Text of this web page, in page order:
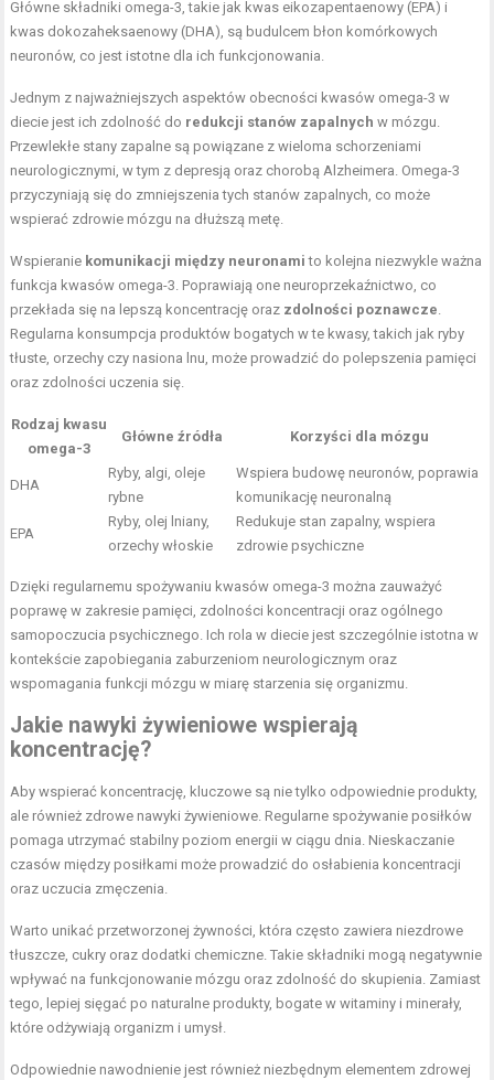
Główne składniki omega-3, takie jak kwas eikozapentaenowy (EPA) i
kwas dokozaheksaenowy (DHA), są budulcem błon komórkowych
neuronów, co jest istotne dla ich funkcjonowania.
Jednym z najważniejszych aspektów obecności kwasów omega-3 w
diecie jest ich zdolność do redukcji stanów zapalnych w mózgu.
Przewlekłe stany zapalne są powiązane z wieloma schorzeniami
neurologicznymi, w tym z depresją oraz chorobą Alzheimera. Omega-3
przyczyniają się do zmniejszenia tych stanów zapalnych, co może
wspierać zdrowie mózgu na dłuższą metę.
Wspieranie komunikacji między neuronami to kolejna niezwykle ważna
funkcja kwasów omega-3. Poprawiają one neuroprzekaźnictwo, co
przekłada się na lepszą koncentrację oraz zdolności poznawcze.
Regularna konsumpcja produktów bogatych w te kwasy, takich jak ryby
tłuste, orzechy czy nasiona lnu, może prowadzić do polepszenia pamięci
oraz zdolności uczenia się.
Rodzaj kwasu
omega-3
Główne źródła Korzyści dla mózgu
DHA
Ryby, algi, oleje
rybne
Wspiera budowę neuronów, poprawia
komunikację neuronalną
EPA
Ryby, olej lniany,
orzechy włoskie
Redukuje stan zapalny, wspiera
zdrowie psychiczne
Dzięki regularnemu spożywaniu kwasów omega-3 można zauważyć
poprawę w zakresie pamięci, zdolności koncentracji oraz ogólnego
samopoczucia psychicznego. Ich rola w diecie jest szczególnie istotna w
kontekście zapobiegania zaburzeniom neurologicznym oraz
wspomagania funkcji mózgu w miarę starzenia się organizmu.
Jakie nawyki żywieniowe wspierają
koncentrację?
Aby wspierać koncentrację, kluczowe są nie tylko odpowiednie produkty,
ale również zdrowe nawyki żywieniowe. Regularne spożywanie posiłków
pomaga utrzymać stabilny poziom energii w ciągu dnia. Nieskaczanie
czasów między posiłkami może prowadzić do osłabienia koncentracji
oraz uczucia zmęczenia.
Warto unikać przetworzonej żywności, która często zawiera niezdrowe
tłuszcze, cukry oraz dodatki chemiczne. Takie składniki mogą negatywnie
wpływać na funkcjonowanie mózgu oraz zdolność do skupienia. Zamiast
tego, lepiej sięgać po naturalne produkty, bogate w witaminy i minerały,
które odżywiają organizm i umysł.
Odpowiednie nawodnienie jest również niezbędnym elementem zdrowej